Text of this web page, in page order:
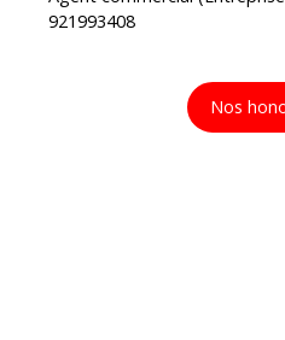
921993408
Nos